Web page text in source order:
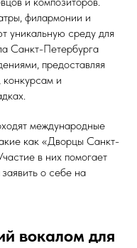
филармонии и
уникальную среду для
Санкт-Петербурга
предоставляя
конкурсам и
международные
как «Дворцы Санкт-
в них помогает
о себе на
вокалом для